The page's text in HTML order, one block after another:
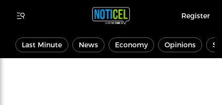
Register
Last Minute News Economy Opinions